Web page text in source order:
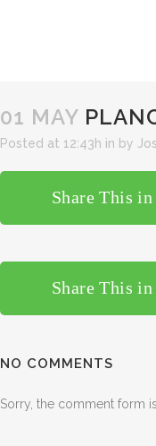
01 MAY
Posted at 12:43h in by
Share This
Share This
NO COMMENTS
Sorry, the comment form